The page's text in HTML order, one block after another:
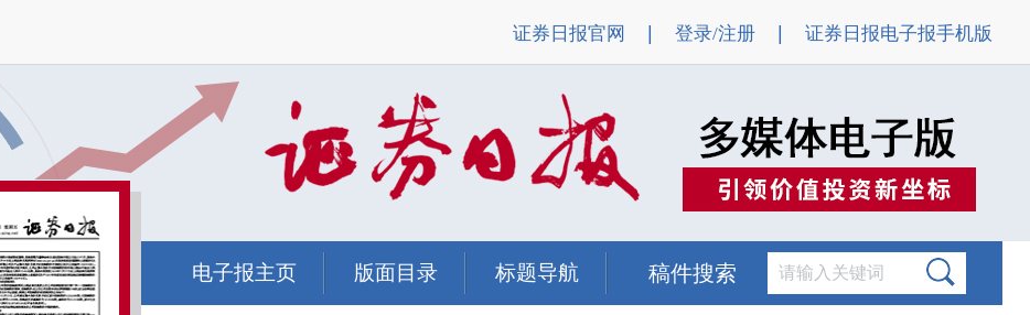
证券日报官网 登录/注册 证券日报电子报手机版
电子报主页 版面目录 标题导航 稿件搜索